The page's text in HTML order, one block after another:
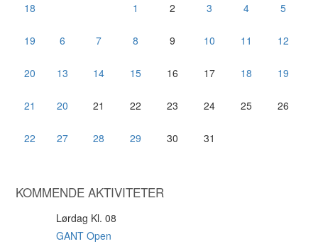
18 1 2 3 4 5
19 6 7 8 9 10 11 12
20 13 14 15 16 17 18 19
21 20 21 22 23 24 25 26
22 27 28 29 30 31
KOMMENDE AKTIVITETER
Lørdag Kl. 08
GANT Open